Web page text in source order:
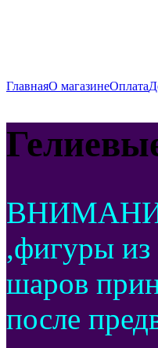
ГлавнаяО магазинеОплата
ВНИМАНИЕ
,фигуры из
шаров
после